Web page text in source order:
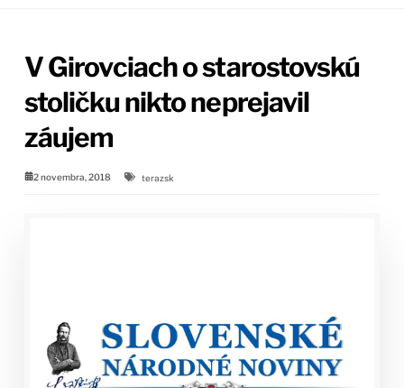
V Girovciach o starostovskú
stoličku nikto neprejavil
záujem
2 novembra, 2018 terazsk